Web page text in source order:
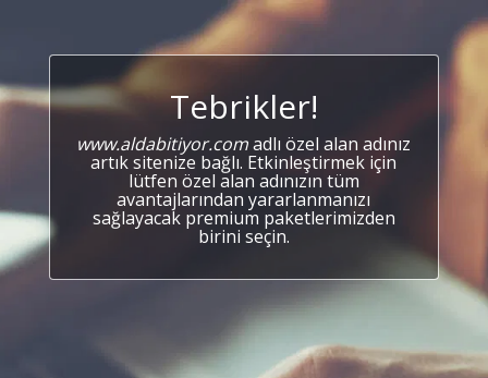
Tebrikler!
www.aldabitiyor.comadlı özel alan adınız
artık sitenize bağlı. Etkinleştirmek için
lütfen özel alan adınızın tüm
avantajlarından yararlanmanızı
sağlayacak premium paketlerimizden
birini seçin.